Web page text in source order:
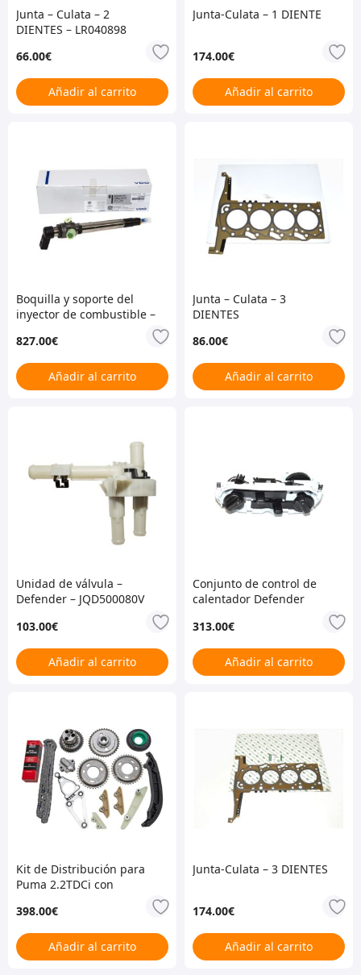
Junta – Culata – 2
DIENTES – LR040898
66.00€
Añadir al carrito
Junta-Culata – 1 DIENTE
174.00€
Añadir al carrito
Boquilla y soporte del
inyector de combustible –
CA000001 – LR032067
827.00€
Añadir al carrito
Junta – Culata – 3
DIENTES
86.00€
Añadir al carrito
Unidad de válvula –
Defender – JQD500080V
103.00€
Añadir al carrito
Conjunto de control de
calentador Defender
313.00€
Añadir al carrito
Kit de Distribución para
Puma 2.2TDCi con
398.00€
Añadir al carrito
Junta-Culata – 3 DIENTES
174.00€
Añadir al carrito